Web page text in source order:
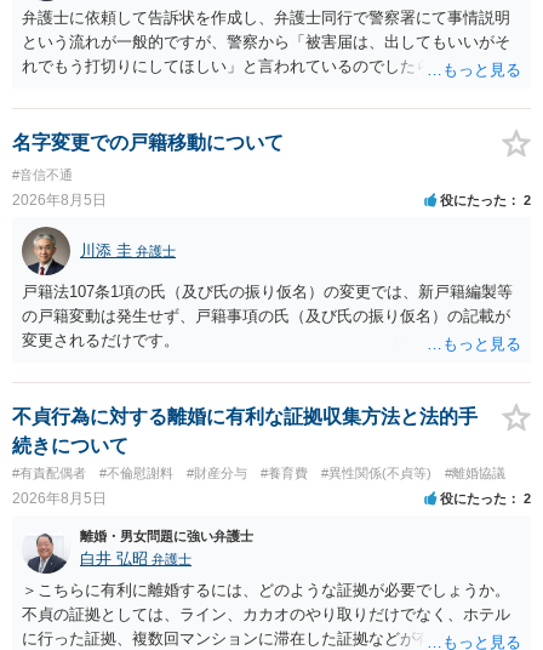
弁護士に依頼して告訴状を作成し、弁護士同行で警察署にて事情説明
という流れが一般的ですが、警察から「被害届は、出してもいいがそ
れでもう打切りにしてほしい」と言われているのでしたら、あまり結
検察庁に訴えるのもありかもしれないですが、実際に捜査をするの
は、結局所轄だと思われますので、やはり結論は変わらないかもしれ
ないです。 一度、最寄りの「刑事に強い」とうたっている弁護士に相
談してみてはいかがでしょうか。 以上、ご参考まで。
名字変更での戸籍移動について
#音信不通
2026年8月5日 役にたった 2
川添 圭 弁護士
戸籍法107条1項の氏（及び氏の振り仮名）の変更では、新戸籍編製等
の戸籍変動は発生せず、戸籍事項の氏（及び氏の振り仮名）の記載が
変更されるだけです。
不貞行為に対する離婚に有利な証拠収集方法と法的手
続きについて
#有責配偶者 #不倫慰謝料 #財産分与 #養育費 #異性関係(不貞等) #離婚協議
2026年8月5日 役にたった 2
離婚・男女問題に強い弁護士
白井 弘昭 弁護士
＞こちらに有利に離婚するには、どのような証拠が必要でしょうか。
不貞の証拠としては、ライン、カカオのやり取りだけでなく、ホテル
に行った証拠、複数回マンションに滞在した証拠などが有効です。 不